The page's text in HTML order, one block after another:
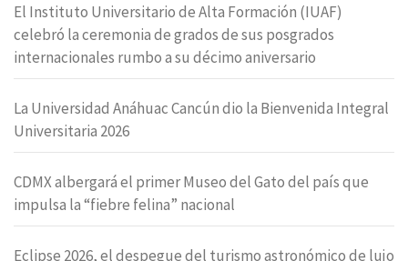
El Instituto Universitario de Alta Formación (IUAF)
celebró la ceremonia de grados de sus posgrados
internacionales rumbo a su décimo aniversario
La Universidad Anáhuac Cancún dio la Bienvenida Integral
Universitaria 2026
CDMX albergará el primer Museo del Gato del país que
impulsa la “fiebre felina” nacional
Eclipse 2026, el despegue del turismo astronómico de lujo